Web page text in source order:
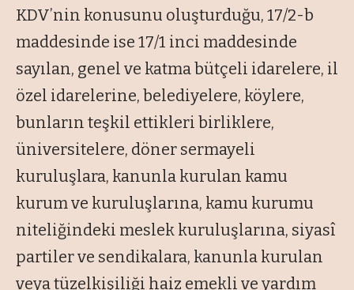
KDV’nin konusunu oluşturduğu, 17/2-b
maddesinde ise 17/1 inci maddesinde
sayılan, genel ve katma bütçeli idarelere, il
özel idarelerine, belediyelere, köylere,
bunların teşkil ettikleri birliklere,
üniversitelere, döner sermayeli
kuruluşlara, kanunla kurulan kamu
kurum ve kuruluşlarına, kamu kurumu
niteliğindeki meslek kuruluşlarına, siyasî
partiler ve sendikalara, kanunla kurulan
veya tüzelkişiliği haiz emekli ve yardım